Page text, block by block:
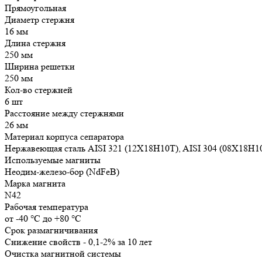
Прямоугольная
Диаметр стержня
16 мм
Длина стержня
250 мм
Ширина решетки
250 мм
Кол-во стержней
6 шт
Расстояние между стержнями
26 мм
Материал корпуса сепаратора
Нержавеющая сталь AISI 321 (12Х18Н10Т), AISI 304
Используемые магниты
Неодим-железо-бор (NdFeB)
Марка магнита
N42
Рабочая температура
от -40 °С до +80 °С
Срок размагничивания
Снижение свойств - 0,1-2% за 10 лет
Очистка магнитной системы